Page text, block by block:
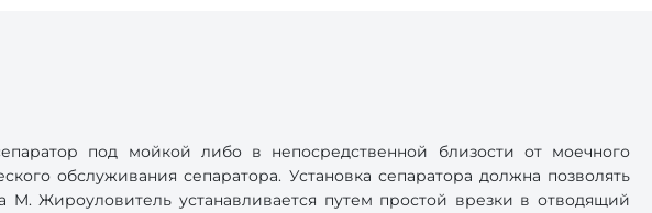
под мойкой либо в непосредственной близости от моечного
обслуживания сепаратора. Установка сепаратора должна позволять
Жироуловитель устанавливается путем простой врезки в отводящий